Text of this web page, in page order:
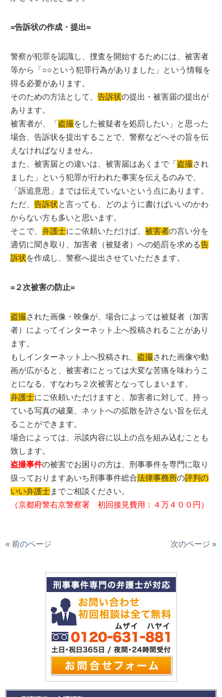
=告訴状の作成・提出=
警察が犯罪を認識し、捜査を開始するためには、被害者
等から「○○という犯罪行為がありました」という情報を
得る必要があります。
そのための方法として、告訴状の提出・被害届の提出が
あります。
被害者が、「 盗撮をした被疑者を処罰したい」と思った
場合、告訴状を提出することで、警察などへその旨を伝
えなければなりません。
また、被害届との違いは、被害届はあくまで「 盗撮され
ました」という犯罪が行われた事実を伝えるのみで、
「訴追意思」までは伝えていないという点にあります。
ただ、告訴状と言っても、どのように書けばいいのかわ
からない方も多いと思います。
そこで、弁護士にご依頼いただけば、被害者の言い分を
適切に聞き取り、加害者（被疑者）への処罰を求める告
訴状を作成し、警察へ提出させていただきます。
=２次被害の防止=
盗撮された画像・映像が、場合によっては被疑者（加害
者）によってインターネット上へ投稿されることがあり
ます。
もしインターネット上へ投稿され、 盗撮された画像や動
画が広がると、被害者にとっては大変な苦痛を味わうこ
とになる、すなわち２次被害となってしまいます。
弁護士にご依頼いただけますと、加害者に対して、持っ
ている写真の破棄、ネットへの拡散を許さない旨を伝え
ることができます。
場合によっては、示談内容に以上の点を組み込むことも
致します。
盗撮事件の被害でお困りの方は、刑事事件を専門に取り
扱っておりますあいち刑事事件総合法律事務所の評判の
いい弁護士までご相談ください。
（京都府警右京警察署 初回接見費用：４万４００円）
« 前のページ 次のページ »